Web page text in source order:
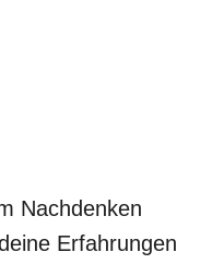
Nachdenken
Erfahrungen